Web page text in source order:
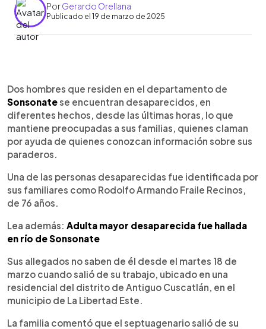
PorGerardo Orellana
Publicado el 19 de marzo de 2025
Escuchar artículo
Dos hombres que residen en el departamento de
Sonsonatese encuentran desaparecidos, en
diferentes hechos, desde las últimas horas, lo que
mantiene preocupadas a sus familias, quienes claman
por ayuda de quienes conozcan información sobre sus
paraderos.
Una de las personas desaparecidas fue identificada por
sus familiares como Rodolfo Armando Fraile Recinos,
de 76 años.
Lea además: Adulta mayor desaparecida fue hallada
en río de Sonsonate
Sus allegados no saben de él desde el martes 18 de
marzo cuando salió de su trabajo, ubicado en una
residencial del distrito de Antiguo Cuscatlán, en el
municipio de La Libertad Este.
La familia comentó que el septuagenario salió de su